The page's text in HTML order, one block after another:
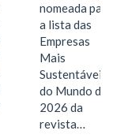
nomeada para
a lista das
Empresas
Mais
Sustentáveis
do Mundo de
2026 da
revista…